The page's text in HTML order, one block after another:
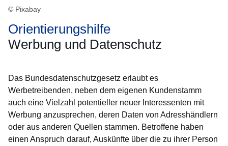
© Pixabay
Orientierungshilfe
Werbung und Datenschutz
Das Bundesdatenschutzgesetz erlaubt es
Werbetreibenden, neben dem eigenen Kundenstamm
auch eine Vielzahl potentieller neuer Interessenten mit
Werbung anzusprechen, deren Daten von Adresshändlern
oder aus anderen Quellen stammen. Betroffene haben
einen Anspruch darauf, Auskünfte über die zu ihrer Person